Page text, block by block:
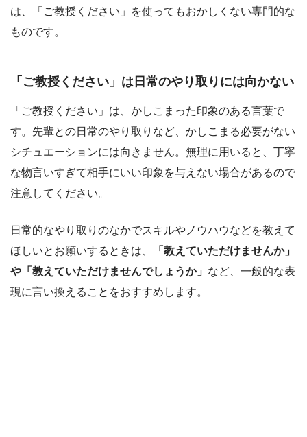
は、「ご教授ください」を使ってもおかしくない専門的な
ものです。
「ご教授ください」は日常のやり取りには向かない
「ご教授ください」は、かしこまった印象のある言葉で
す。先輩との日常のやり取りなど、かしこまる必要がない
シチュエーションには向きません。無理に用いると、丁寧
な物言いすぎて相手にいい印象を与えない場合があるので
注意してください。
日常的なやり取りのなかでスキルやノウハウなどを教えて
ほしいとお願いするときは、
「教えていただけませんか」
や「教えていただけませんでしょうか」 など、一般的な表
現に言い換えることをおすすめします。